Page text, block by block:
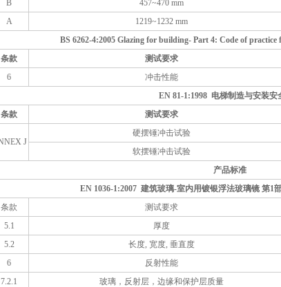
B
457~470 mm
A
1219~1232 mm
BS 6262-4:2005 Glazing for building- Part 4: Code of
条款
测试要求
6
冲击性能
EN 81-1:1998 电梯制造与安装安
条款
测试要求
J
硬摆锤冲击试验
软摆锤冲击试验
产品标准
EN 1036-1:2007 建筑玻璃-室内用镀银浮法玻璃镜 第1
条款
测试要求
5.1
厚度
5.2
长度, 宽度, 垂直度
6
反射性能
7.2.1
玻璃，反射层，边缘和保护层质量